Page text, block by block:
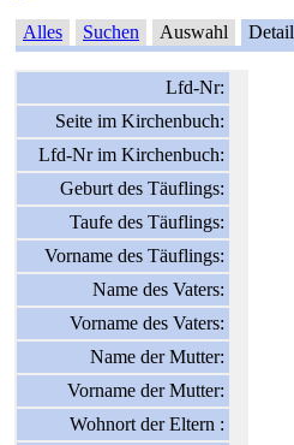
Alles Suchen Auswahl Detail
Lfd-Nr:
Seite im Kirchenbuch:
Lfd-Nr im Kirchenbuch:
Geburt des Täuflings:
Taufe des Täuflings:
Vorname des Täuflings:
Name des Vaters:
Vorname des Vaters:
Name der Mutter:
Vorname der Mutter:
Wohnort der Eltern :